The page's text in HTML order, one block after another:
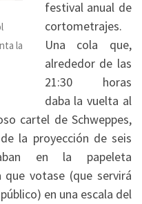
la
festival anual de
cortometrajes.
Una cola que,
alrededor de las
21:30 horas
daba la vuelta al
cartel de Schweppes,
la proyección de seis
en la papeleta
votase (que servirá
en una escala del